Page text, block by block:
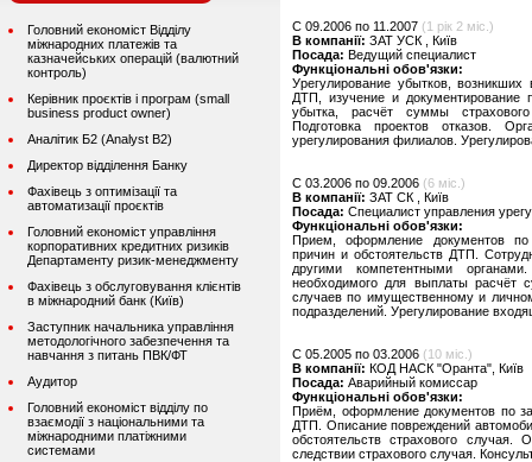
Головний економіст Відділу
міжнародних платежів та
казначейських операцій (валютний
контроль)
Керівник проєктів і програм (small
business product owner)
Аналітик Б2 (Analyst B2)
Директор відділення Банку
Фахівець з оптимізації та
автоматизації проєктів
Головний економіст управління
корпоративних кредитних ризиків
Департаменту ризик-менеджменту
Фахівець з обслуговування клієнтів
в міжнародний банк (Київ)
Заступник начальника управління
методологічного забезпечення та
навчання з питань ПВК/ФТ
Аудитор
Головний економіст відділу по
взаємодії з національними та
міжнародними платіжними
системами
C 09.2006 по 11.2007 (1 рік 2 міс.)
В компанії: ЗАТ УСК , Київ
Посада: Ведущий специалист
Функціональні обов'язки:
Урегулирование убытков,
ДТП, изучение и документирование
убытка, расчёт суммы
Подготовка проектов отказов.
урегулирования филиалов.
C 03.2006 по 09.2006 (6 міс.)
В компанії: ЗАТ СК , Київ
Посада: Специалист управления
Функціональні обов'язки:
Прием, оформление документов
причин и обстоятельств ДТП.
другими компетентными
необходимого для выплаты расчёт
случаев по имущественному и
подразделений. Урегулирование
C 05.2005 по 03.2006 (10 міс.)
В компанії: КОД НАСК "Оранта", Київ
Посада: Аварийный комиссар
Функціональні обов'язки:
Приём, оформление документов по
ДТП. Описание повреждений
обстоятельств страхового
следствии страхового случая.